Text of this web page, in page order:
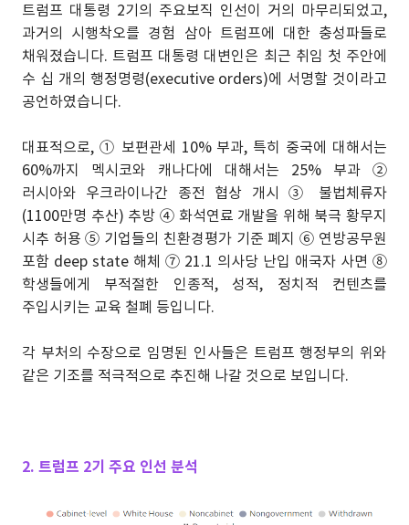
트럼프 대통령 2기의 주요보직 인선이 거의 마무리되었고,
과거의 시행착오를 경험 삼아 트럼프에 대한 충성파들로
채워졌습니다. 트럼프 대통령 대변인은 최근 취임 첫 주안에
수 십 개의 행정명령(executive orders)에 서명할 것이라고
공언하였습니다.
대표적으로, ① 보편관세 10% 부과, 특히 중국에 대해서는
60%까지 멕시코와 캐나다에 대해서는 25% 부과 ②
러시아와 우크라이나간 종전 협상 개시 ③ 불법체류자
(1100만명 추산) 추방 ④ 화석연료 개발을 위해 북극 황무지
시추 허용 ⑤ 기업들의 친환경평가 기준 폐지 ⑥ 연방공무원
포함 deep state 해체 ⑦ 21.1 의사당 난입 애국자 사면 ⑧
학생들에게 부적절한 인종적, 성적, 정치적 컨텐츠를
주입시키는 교육 철폐 등입니다.
각 부처의 수장으로 임명된 인사들은 트럼프 행정부의 위와
같은 기조를 적극적으로 추진해 나갈 것으로 보입니다.
2. 트럼프 2기 주요 인선 분석